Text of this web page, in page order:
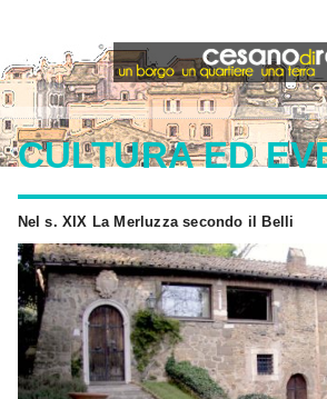
CULTURA ED
Nel s. XIX La Merluzza secondo il Belli